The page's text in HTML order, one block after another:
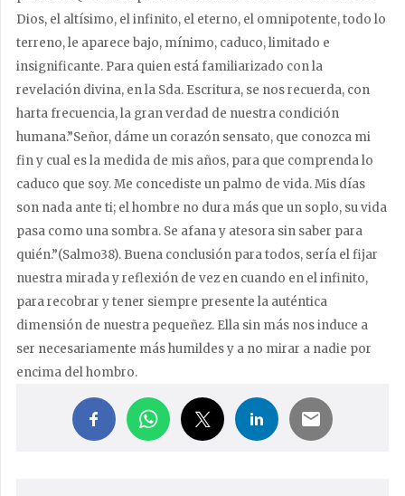
Dios, el altísimo, el infinito, el eterno, el omnipotente, todo lo
terreno, le aparece bajo, mínimo, caduco, limitado e
insignificante. Para quien está familiarizado con la
revelación divina, en la Sda. Escritura, se nos recuerda, con
harta frecuencia, la gran verdad de nuestra condición
humana.”Señor, dáme un corazón sensato, que conozca mi
fin y cual es la medida de mis años, para que comprenda lo
caduco que soy. Me concediste un palmo de vida. Mis días
son nada ante ti; el hombre no dura más que un soplo, su vida
pasa como una sombra. Se afana y atesora sin saber para
quién.”(Salmo38). Buena conclusión para todos, sería el fijar
nuestra mirada y reflexión de vez en cuando en el infinito,
para recobrar y tener siempre presente la auténtica
dimensión de nuestra pequeñez. Ella sin más nos induce a
ser necesariamente más humildes y a no mirar a nadie por
encima del hombro.